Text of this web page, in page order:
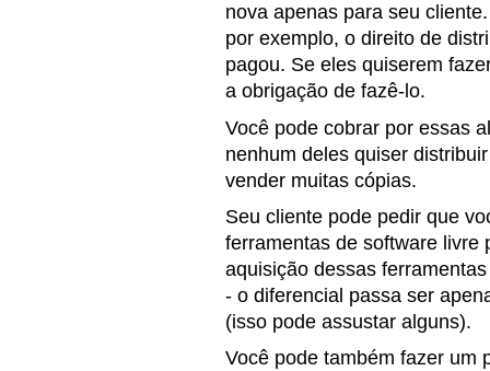
nova apenas para seu
por exemplo, o direito de
pagou. Se eles quiserem
a obrigação de fazê-lo.
Você pode cobrar por essas
nenhum deles quiser
vender muitas cópias.
Seu cliente pode pedir que
ferramentas de software livre
aquisição dessas
- o diferencial passa ser
(isso pode assustar alguns).
Você pode também fazer um